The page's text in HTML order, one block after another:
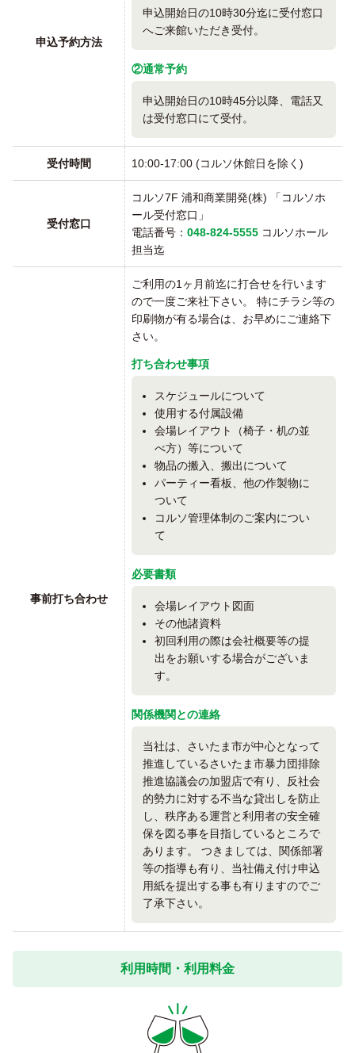
申込予約方法
申込開始日の10時30分迄に受付窓口
へご来館いただき受付。
②通常予約
申込開始日の10時45分以降、電話又
は受付窓口にて受付。
受付時間 10:00-17:00 (コルソ休館日を除く)
受付窓口
コルソ7F 浦和商業開発(株) 「コルソホ
ール受付窓口」
電話番号： 048-824-5555 コルソホール
担当迄
事前打ち合わせ
ご利用の1ヶ月前迄に打合せを行います
ので一度ご来社下さい。 特にチラシ等の
印刷物が有る場合は、お早めにご連絡下
さい。
打ち合わせ事項
スケジュールについて
使用する付属設備
会場レイアウト（椅子・机の並
べ方）等について
物品の搬入、搬出について
パーティー看板、他の作製物に
ついて
コルソ管理体制のご案内につい
て
必要書類
会場レイアウト図面
その他諸資料
初回利用の際は会社概要等の提
出をお願いする場合がございま
す。
関係機関との連絡
当社は、さいたま市が中心となって
推進しているさいたま市暴力団排除
推進協議会の加盟店で有り、反社会
的勢力に対する不当な貸出しを防止
し、秩序ある運営と利用者の安全確
保を図る事を目指しているところで
あります。 つきましては、関係部署
等の指導も有り、当社備え付け申込
用紙を提出する事も有りますのでご
了承下さい。
利用時間・利用料金